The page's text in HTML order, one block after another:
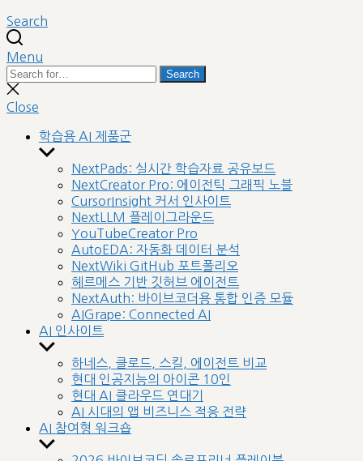
Search
Menu
Search
for:
Search
Close
search
Close
학습용 AI 제품군
Show
sub
menu
NextPads: 실시간 학습자료 공유보드
NextCreator Pro: 에이전틱 그래픽 노블
CursorInsight 커서 인사이트
NextLLM 플레이그라운드
YouTubeCreator Pro
AutoEDA: 자동화 데이터 분석
NextWiki GitHub 포트폴리오
헤르메스 기반 깃허브 에이전트
NextAuth: 바이브코더용 통합 인증 모듈
AIGrape: Connected AI
AI 인사이트
Show
sub
menu
하네스, 클로드, 스킬, 에이전트 비교
현대 인공지능의 아이콘 10인
현대 AI 클라우드 연대기
AI 시대의 앱 비즈니스 적응 전략
AI 참여형 워크숍
Show